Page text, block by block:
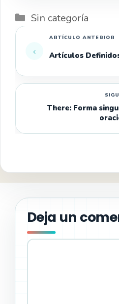
Categorías
Sin categoría
Artículos
There: Forma
Deja un
Comentario
Nombre
Correo
Web